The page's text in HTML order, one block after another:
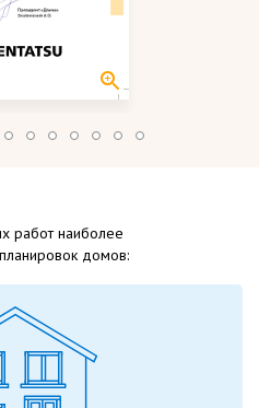
работнаиболее
домов: